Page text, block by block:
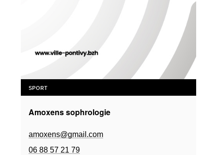
SPORT
Amoxens sophrologie
amoxens@gmail.com
06 88 57 21 79